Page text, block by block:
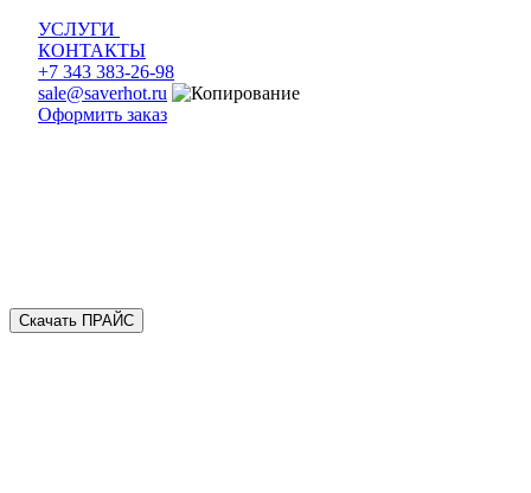
УСЛУГИ
КОНТАКТЫ
+7 343 383-26-98
sale@saverhot.ru
Оформить заказ
Скачать ПРАЙС